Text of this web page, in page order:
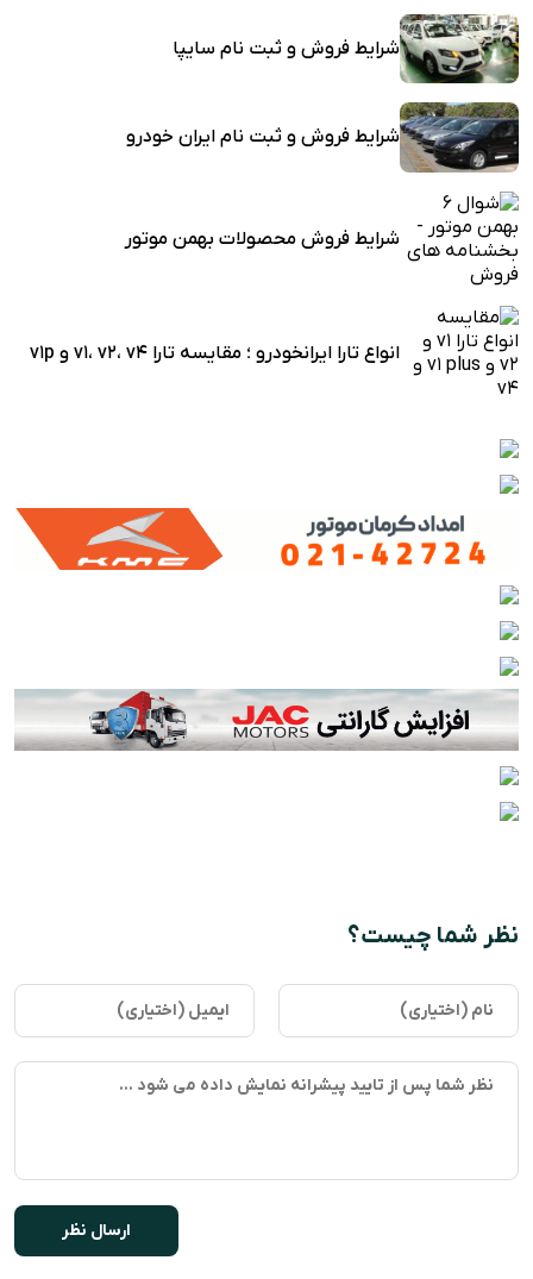
شرایط فروش و ثبت نام سایپا
شرایط فروش و ثبت نام ایران خودرو
شرایط فروش محصولات بهمن موتور
انواع تارا ایرانخودرو ؛ مقایسه تارا v1، v2، v4 و v1p
نظر شما چیست؟